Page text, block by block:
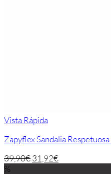
Vista Rápida
Zapyflex Sandalia
39,90€31,92€
%